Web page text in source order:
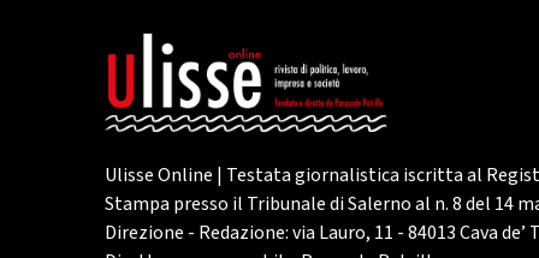
Ulisse Online | Testata giornalistica iscritta al
Stampa presso il Tribunale di Salerno al n. 8 del 14
Direzione - Redazione: via Lauro, 11 - 84013 Cava de’